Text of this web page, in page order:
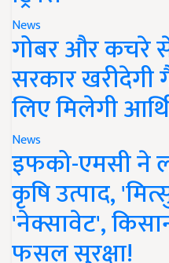
News
गोबर और कचरे
सरकार
लिए मिलेगी
News
इफको-एमसी ने
कृषि उत्पाद,
'नेक्सावेट',
फसल सुरक्षा!